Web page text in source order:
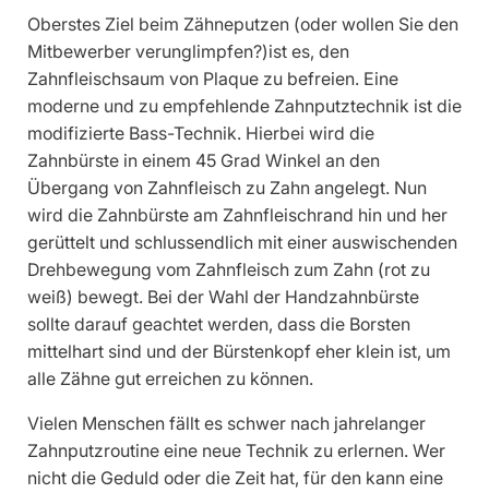
Oberstes Ziel beim Zähneputzen (oder wollen Sie den
Mitbewerber verunglimpfen?)ist es, den
Zahnfleischsaum von Plaque zu befreien. Eine
moderne und zu empfehlende Zahnputztechnik ist die
modifizierte Bass-Technik. Hierbei wird die
Zahnbürste in einem 45 Grad Winkel an den
Übergang von Zahnfleisch zu Zahn angelegt. Nun
wird die Zahnbürste am Zahnfleischrand hin und her
gerüttelt und schlussendlich mit einer auswischenden
Drehbewegung vom Zahnfleisch zum Zahn (rot zu
weiß) bewegt. Bei der Wahl der Handzahnbürste
sollte darauf geachtet werden, dass die Borsten
mittelhart sind und der Bürstenkopf eher klein ist, um
alle Zähne gut erreichen zu können.
Vielen Menschen fällt es schwer nach jahrelanger
Zahnputzroutine eine neue Technik zu erlernen. Wer
nicht die Geduld oder die Zeit hat, für den kann eine